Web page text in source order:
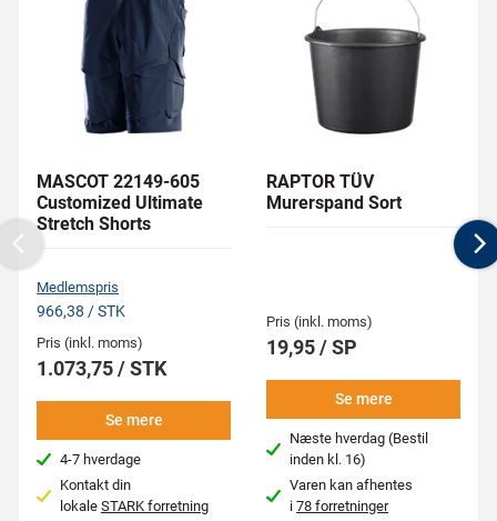
MASCOT 22149-605
Customized Ultimate
Stretch Shorts
Medlemspris
966,38 / STK
Pris (inkl. moms)
1.073,75 / STK
Se mere
4-7 hverdage
Kontakt din
lokale STARK forretning
RAPTOR TÜV
Murerspand Sort
Pris (inkl. moms)
19,95 / SP
Se mere
Næste hverdag (Bestil
inden kl. 16)
Varen kan afhentes
i78 forretninger
Previous